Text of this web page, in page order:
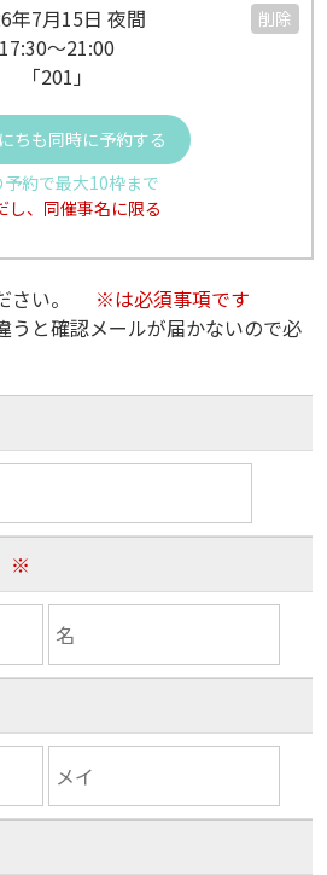
年7月15日 夜間
17:30～21:00
「201」
削除
ちも同時に予約する
予約で最大10枠まで
し、同催事名に限る
さい。
※は必須事項です
うと確認メールが届かないので必
※